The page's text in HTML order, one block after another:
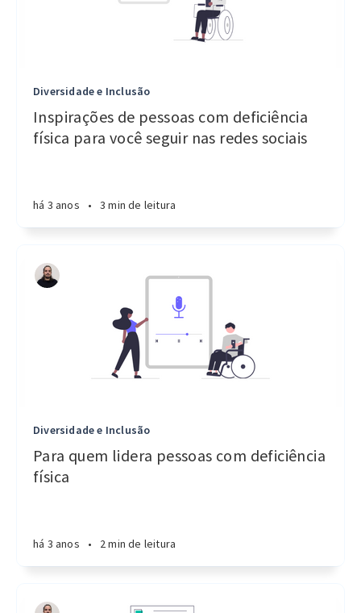
Diversidade e Inclusão
Inspirações de pessoas com deficiência
física para você seguir nas redes sociais
há 3 anos • 3 min de leitura
Diversidade e Inclusão
Para quem lidera pessoas com deficiência
física
há 3 anos • 2 min de leitura